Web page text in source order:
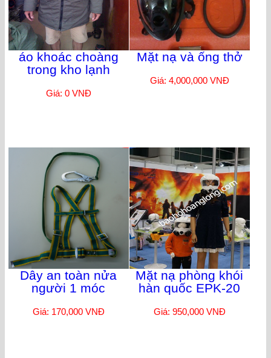
áo khoác choàng
trong kho lạnh
Giá: 0 VNĐ
Mặt nạ và ống thở
Giá: 4,000,000 VNĐ
Dây an toàn nửa
người 1 móc
Giá: 170,000 VNĐ
Mặt nạ phòng khói
hàn quốc EPK-20
Giá: 950,000 VNĐ